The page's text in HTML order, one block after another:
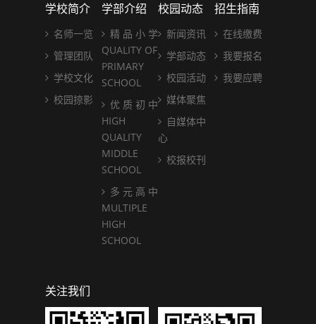
学校简介
名师一览
管理团队
学校文化
校园掠影
学部介绍
精 品 小 学
QUALITY OF
PRIMARY
SCHOOL
优 质 初 中
HIGH
QUALITY
MIDDLE
SCHOOL
多 元 高 中
MULTIPLE
HIGH
SCHOOL
校园动态
新闻资讯
学部动态
校园活动
媒体聚焦
自媒体中
心
校报校刊
招生指南
在线缴费
我要报名
我要应聘
关注我们